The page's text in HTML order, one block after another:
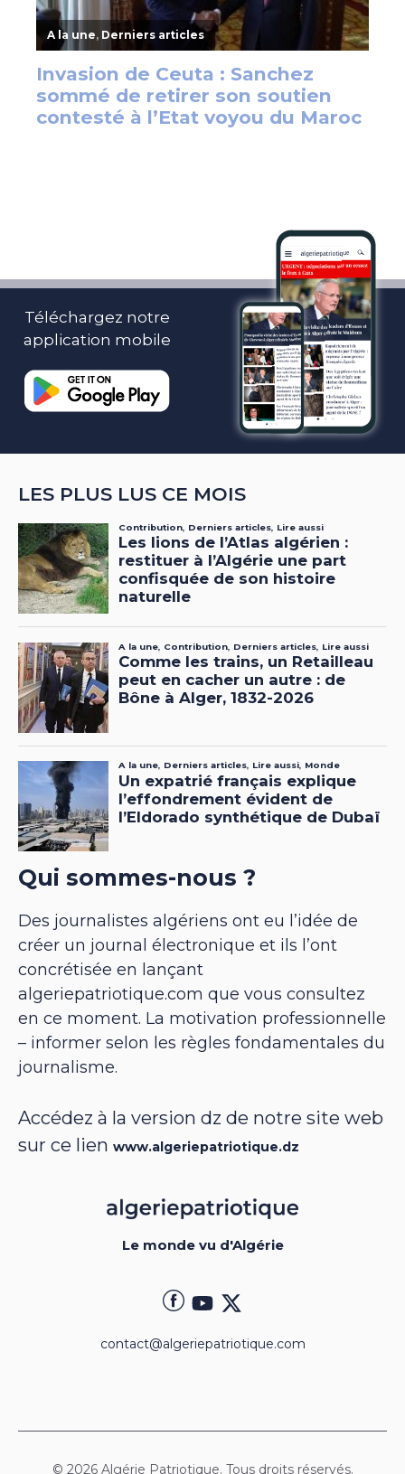
Téléchargez notre
application mobile
LES PLUS LUS CE MOIS
Qui sommes-nous ?
Des journalistes algériens ont eu l’idée de
créer un journal électronique et ils l’ont
concrétisée en lançant
algeriepatriotique.com que vous consultez
en ce moment. La motivation professionnelle
– informer selon les règles fondamentales du
journalisme.
Accédez à la version dz de notre site web
sur ce lien www.algeriepatriotique.dz
Le monde vu d'Algérie
contact@algeriepatriotique.com
© 2026 Algérie Patriotique. Tous droits réservés.